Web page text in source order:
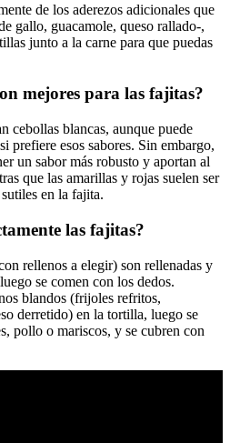
de los aderezos adicionales que
gallo, guacamole, queso rallado-,
junto a la carne para que puedas
mejores para las fajitas?
cebollas blancas, aunque puede
prefiere esos sabores. Sin embargo,
un sabor más robusto y aportan al
que las amarillas y rojas suelen ser
en la fajita.
las fajitas?
rellenos a elegir) son rellenadas y
se comen con los dedos.
blandos (frijoles refritos,
derretido) en la tortilla, luego se
pollo o mariscos, y se cubren con